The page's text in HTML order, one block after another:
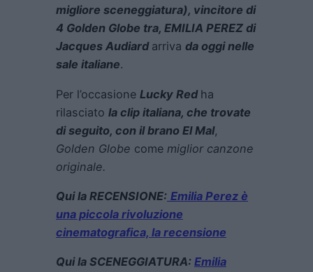
migliore sceneggiatura), vincitore di
4 Golden Globe tra, EMILIA PEREZ di
Jacques Audiard arriva da oggi nelle
sale italiane.
Per l’occasione Lucky Red ha
rilasciato la clip italiana, che trovate
di seguito, con il brano El Mal,
Golden Globe come miglior canzone
originale.
Qui la RECENSIONE: Emilia Perez è
una piccola rivoluzione
cinematografica, la recensione
Qui la SCENEGGIATURA: Emilia